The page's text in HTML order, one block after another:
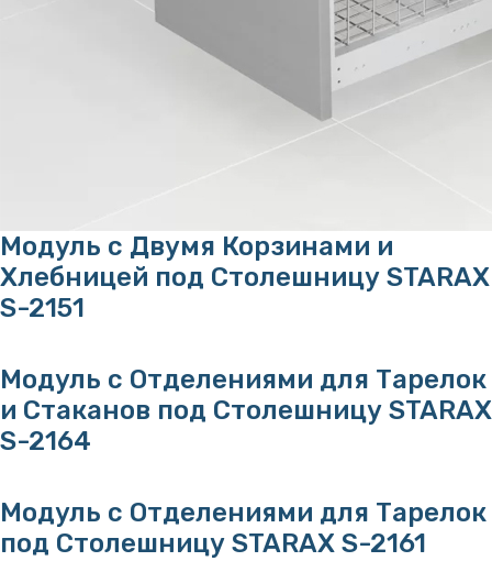
Модуль с Двумя Корзинами и
Хлебницей под Столешницу STARAX
S-2151
Модуль с Отделениями для Тарелок
и Стаканов под Столешницу STARAX
S-2164
Модуль с Отделениями для Тарелок
под Столешницу STARAX S-2161